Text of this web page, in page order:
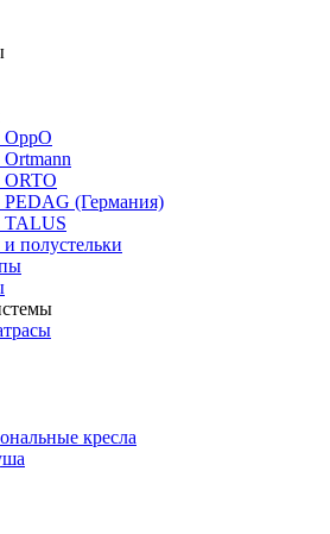
OppO
ORTO
PEDAG (Германия)
TALUS
полустельки
кресла